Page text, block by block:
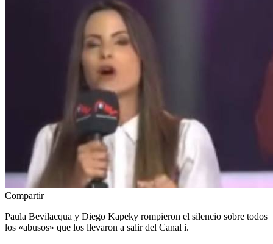
Compartir
Paula Bevilacqua y Diego Kapeky rompieron el silencio sobre todos
los «abusos» que los llevaron a salir del Canal i.